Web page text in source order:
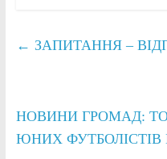
← ЗАПИТАННЯ –
НОВИНИ ГРОМАД:
ЮНИХ ФУТБОЛІСТІВ